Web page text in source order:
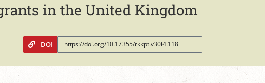
in the United Kingdom
DOI